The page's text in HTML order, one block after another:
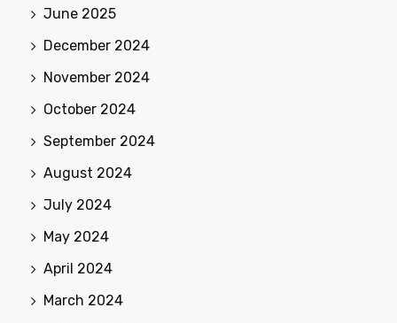
June 2025
December 2024
November 2024
October 2024
September 2024
August 2024
July 2024
May 2024
April 2024
March 2024